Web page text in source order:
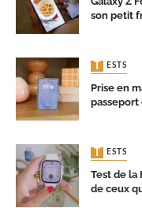
son petit
TESTS
Prise en
passeport
TESTS
Test de la
de ceux